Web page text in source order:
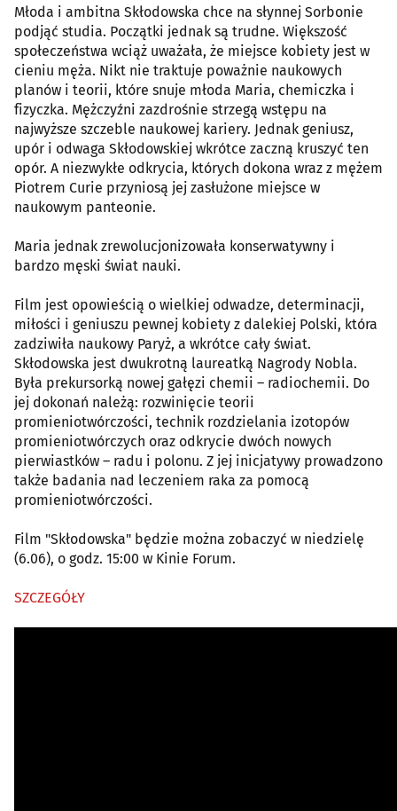
Młoda i ambitna Skłodowska chce na słynnej Sorbonie
podjąć studia. Początki jednak są trudne. Większość
społeczeństwa wciąż uważała, że miejsce kobiety jest w
cieniu męża. Nikt nie traktuje poważnie naukowych
planów i teorii, które snuje młoda Maria, chemiczka i
fizyczka. Mężczyźni zazdrośnie strzegą wstępu na
najwyższe szczeble naukowej kariery. Jednak geniusz,
upór i odwaga Skłodowskiej wkrótce zaczną kruszyć ten
opór. A niezwykłe odkrycia, których dokona wraz z mężem
Piotrem Curie przyniosą jej zasłużone miejsce w
naukowym panteonie.
Maria jednak zrewolucjonizowała konserwatywny i
bardzo męski świat nauki.
Film jest opowieścią o wielkiej odwadze, determinacji,
miłości i geniuszu pewnej kobiety z dalekiej Polski, która
zadziwiła naukowy Paryż, a wkrótce cały świat.
Skłodowska jest dwukrotną laureatką Nagrody Nobla.
Była prekursorką nowej gałęzi chemii – radiochemii. Do
jej dokonań należą: rozwinięcie teorii
promieniotwórczości, technik rozdzielania izotopów
promieniotwórczych oraz odkrycie dwóch nowych
pierwiastków – radu i polonu. Z jej inicjatywy prowadzono
także badania nad leczeniem raka za pomocą
promieniotwórczości.
Film "Skłodowska" będzie można zobaczyć w niedzielę
(6.06), o godz. 15:00 w Kinie Forum.
SZCZEGÓŁY